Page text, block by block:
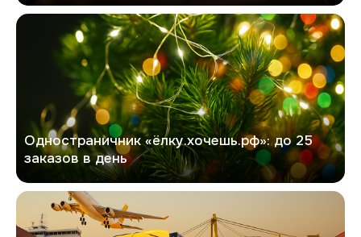
Хочешь елку
Одностраничник «ёлку.хочешь.рф»: до 25
заказов в день
Фаст Автотранс